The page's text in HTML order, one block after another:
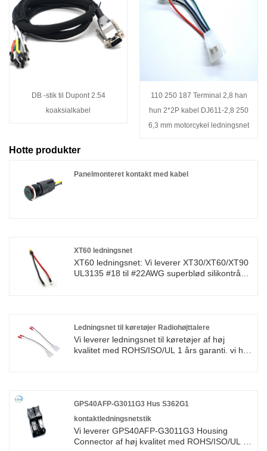
DB -stik til Dupont 2.54
koaksialkabel
110 250 187 Terminal 2,8 han
hun 2*2P kabel DJ611-2,8 250
6,3 mm motorcykel ledningsnet
Hotte produkter
Panelmonteret kontakt med kabel
XT60 ledningsnet
XT60 ledningsnet: Vi leverer XT30/XT60/XT90
UL3135 #18 til #22AWG superblød silikontråd i
din langsigtede partner i Kina.
XT30/XT60/XT90 Batteripakke strømindgang
og udgangskablet. Batterikabel eller
Ledningsnet til køretøjer Radiohøjttalere
Vi leverer ledningsnet til køretøjer af høj
kvalitet med ROHS/ISO/UL 1 års garanti. vi har
Kina.
GPS40AFP-G3011G3 Hus S362G1
kontaktledningsnetstik
Vi leverer GPS40AFP-G3011G3 Housing
Connector af høj kvalitet med ROHS/ISO/UL 1